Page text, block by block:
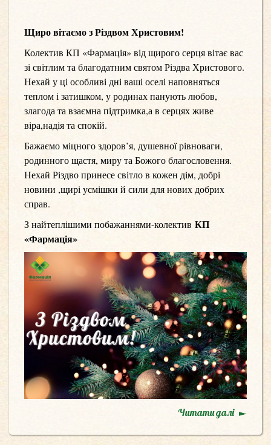
Щиро вітаємо з Різдвом Христовим!
Колектив КП «Фармація» від щирого серця вітає вас
зі світлим та благодатним святом Різдва Христового.
Нехай у ці особливі дні ваші оселі наповняться
теплом і затишком, у родинах панують любов,
злагода та взаємна підтримка,а в серцях живе
віра,надія та спокій.
Бажаємо міцного здоров’я, душевної рівноваги,
родинного щастя, миру та Божого благословення.
Нехай Різдво принесе світло в кожен дім, добрі
новини ,щирі усмішки й сили для нових добрих
справ.
З найтеплішими побажаннями-колектив КП
«Фармація»
Читати далі